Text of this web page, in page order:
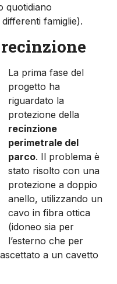
quotidiano
famiglie).
La prima fase del
progetto ha
riguardato la
protezione della
recinzione
perimetrale del
parco. Il problema è
stato risolto con una
protezione a doppio
anello, utilizzando un
cavo in fibra ottica
(idoneo sia per
l’esterno che per
a un cavetto